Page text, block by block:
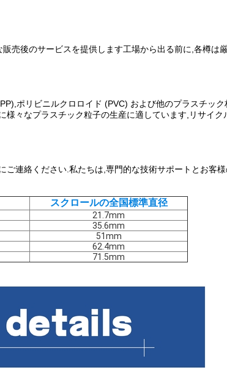
売後のサービスを提供します工場から出る前に,各樽は
ポリビニルクロロイド (PVC) および他のプラスチッ
々なプラスチック粒子の生産に適しています,リサイク
連絡ください.私たちは,専門的な技術サポートとお客
スクロールの全国標準直径
21.7mm
35.6mm
51mm
62.4mm
71.5mm